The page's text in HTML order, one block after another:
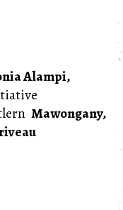
Alampi,
Mawongany,